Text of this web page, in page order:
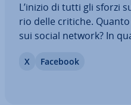
L’inizio di tutti gli sforzi
rio delle critiche.
sui social network? In
me avviene questo
X Facebook